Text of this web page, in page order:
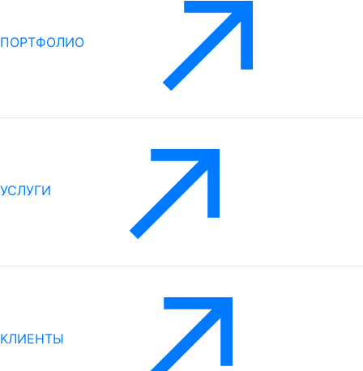
ПОРТФОЛИО
УСЛУГИ
КЛИЕНТЫ